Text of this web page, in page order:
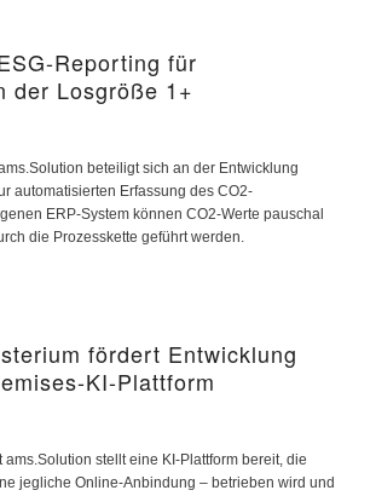
Reporting für
der Losgröße 1+
beteiligt sich an der Entwicklung
automatisierten Erfassung des CO2-
ERP-System können CO2-Werte pauschal
die Prozesskette geführt werden.
fördert Entwicklung
KI-Plattform
ams.Solution stellt eine KI-Plattform bereit, die
jegliche Online-Anbindung – betrieben wird und